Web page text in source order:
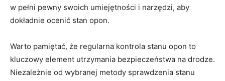
‍w ⁢pełni pewny swoich umiejętności i narzędzi, aby
dokładnie ocenić stan opon.
Warto pamiętać, że regularna⁢ kontrola ⁣stanu opon to
kluczowy element utrzymania bezpieczeństwa na drodze.
Niezależnie od wybranej metody sprawdzenia stanu